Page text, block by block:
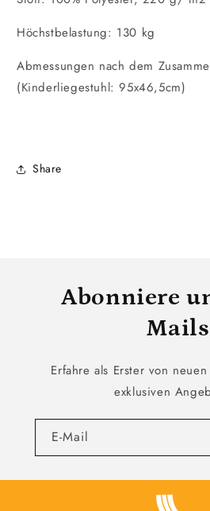
Höchstbelastung: 130 kg
Abmessungen nach dem
(Kinderliegestuhl: 95x46,5cm)
Share
Abonniere
Mails
Erfahre als Erster von
exklusiven
E-Mail